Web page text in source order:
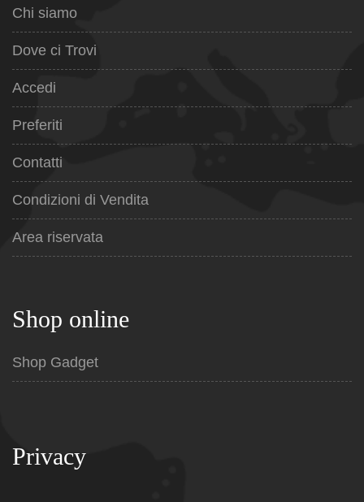
Chi siamo
Dove ci Trovi
Accedi
Preferiti
Contatti
Condizioni di Vendita
Area riservata
Shop online
Shop Gadget
Privacy